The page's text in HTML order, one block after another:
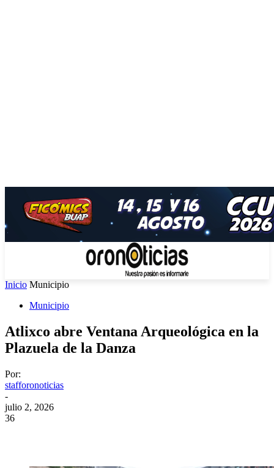
Inicio Municipio
Municipio
Atlixco abre Ventana Arqueológica en la
Plazuela de la Danza
Por:
stafforonoticias
-
julio 2, 2026
36